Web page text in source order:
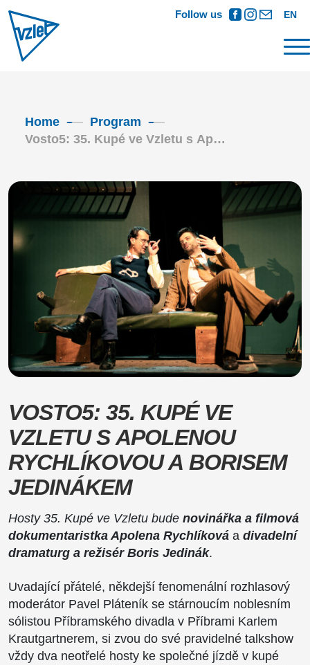
Follow us EN
Home
Program
Vosto5: 35. Kupé ve Vzletu s Ap…
VOSTO5: 35. KUPÉ VE
VZLETU S APOLENOU
RYCHLÍKOVOU A BORISEM
JEDINÁKEM
Hosty 35. Kupé ve Vzletu bude novinářka a filmová
dokumentaristka Apolena Rychlíková a divadelní
dramaturg a režisér Boris Jedinák.
Uvadající přátelé, někdejší fenomenální rozhlasový
moderátor Pavel Pláteník se stárnoucím noblesním
sólistou Příbramského divadla v Příbrami Karlem
Krautgartnerem, si zvou do své pravidelné talkshow
vždy dva neotřelé hosty ke společné jízdě v kupé